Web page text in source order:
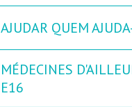
AJUDAR QUEM
MÉDECINES
E16